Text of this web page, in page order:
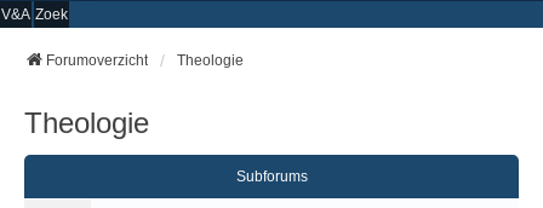
V&A Zoek
Forumoverzicht Theologie
Theologie
Subforums